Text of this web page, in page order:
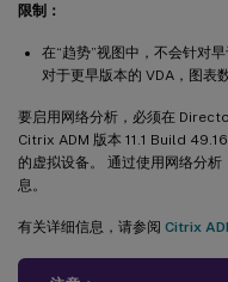
限制：
在“趋势”视图中，不会针对
对于更早版本的 VDA，图表
要启用网络分析，必须在
Citrix ADM 版本 11.1 Build
的虚拟设备。 通过使用网络分
息。
有关详细信息，请参阅 Citrix